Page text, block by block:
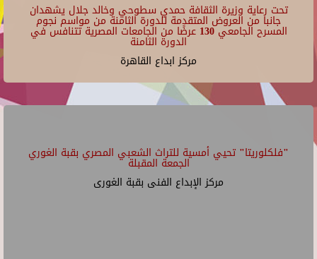
تحت رعاية وزيرة الثقافة حمدي سطوحي وخالد جلال يشهدان
جانبا من العروض المتقدمة للدورة الثامنة من مواسم نجوم
المسرح الجامعي 130 عرضًا من الجامعات المصرية تتنافس في
الدورة الثامنة
مركز ابداع القاهرة
"فلكلوريتا" تحيي أمسية للتراث الشعبي المصري بقبة الغوري
الجمعة المقبلة
مركز الإبداع الفنى بقبة الغورى